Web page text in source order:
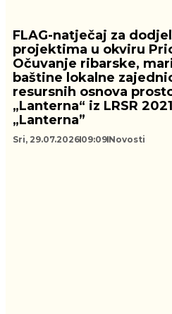
FLAG-natječaj za
projektima u okviru
Očuvanje ribarske,
baštine lokalne
resursnih osnova
„Lanterna“ iz LRSR
„Lanterna”
Sri, 29.07.2026 09:09 Novosti